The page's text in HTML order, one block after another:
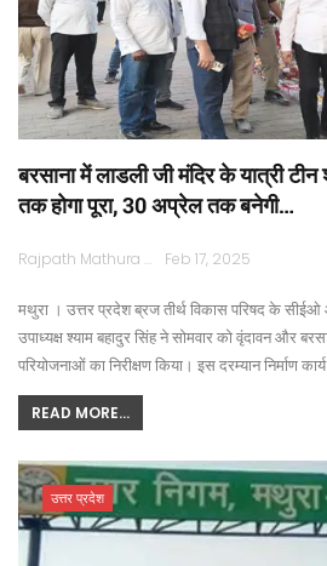
बरसाना में लाडली जी मंदिर के यात्री
तक होगा पूरा, 30 अप्रेल तक बनेगी…
Rajpath Mathura Feb 17, 2025
मथुरा । उत्तर प्रदेश ब्रज तीर्थ विकास परिषद के
उपाध्यक्ष श्याम बहादुर सिंह ने सोमवार को वृंदावन और
परियोजनाओं का निरीक्षण किया। इस दरम्यान निर्माण
READ MORE...
उत्तर प्रदेश